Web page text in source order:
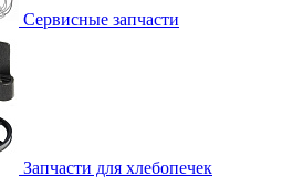
Сервисные запчасти
Запчасти для хлебопечек